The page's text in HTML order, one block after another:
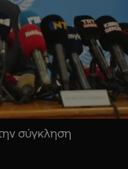
σύγκληση